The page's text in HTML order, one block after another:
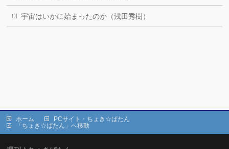
宇宙はいかに始まったのか（浅田秀樹）
ホーム
PCサイト・ちょき☆ぱたん
「ちょき☆ぱたん」へ移動